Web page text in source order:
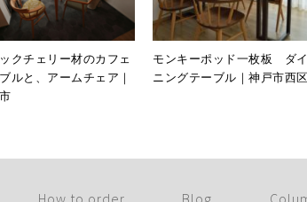
クチェリー材のカフェ
ルと、アームチェア｜
モンキーポッド一枚板 ダ
ニングテーブル｜神戸市西
How to order Blog